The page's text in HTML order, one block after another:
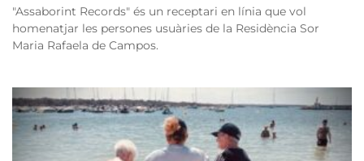
"Assaborint Records" és un receptari en línia que vol
homenatjar les persones usuàries de la Residència Sor
Maria Rafaela de Campos.